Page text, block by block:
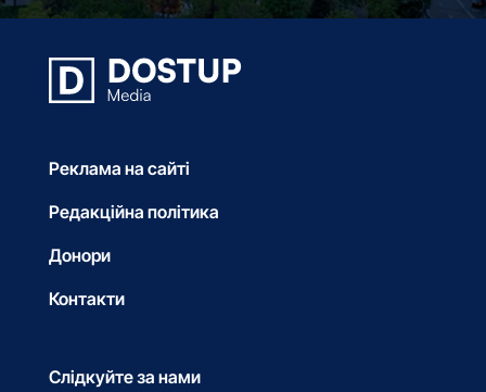
Реклама на сайті
Редакційна політика
Донори
Контакти
Слідкуйте за нами